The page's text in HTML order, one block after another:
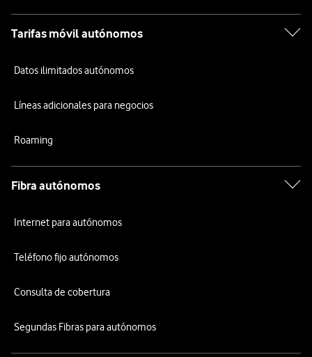
Tarifas móvil autónomos
Datos ilimitados autónomos
Líneas adicionales para negocios
Roaming
Fibra autónomos
Internet para autónomos
Teléfono fijo autónomos
Consulta de cobertura
Segundas Fibras para autónomos